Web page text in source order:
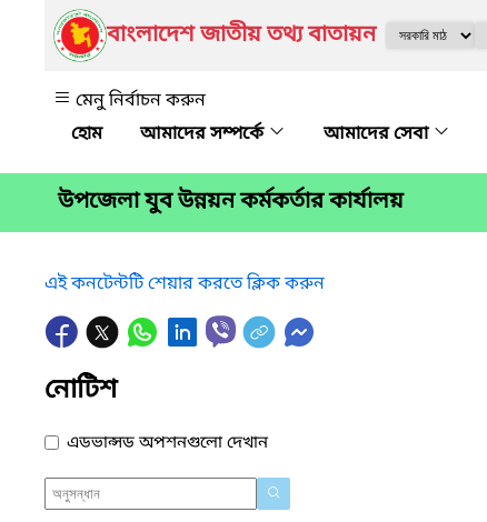
বাংলাদেশ জাতীয় তথ্য বাতায়ন
মেনু নির্বাচন করুন
আমাদের সম্পর্কে
আমাদের সেবা
উপজেলা যুব উন্নয়ন কর্মকর্তার কার্যালয়
এই কনটেন্টটি শেয়ার করতে ক্লিক করুন
নোটিশ
এডভান্সড অপশনগুলো দেখান